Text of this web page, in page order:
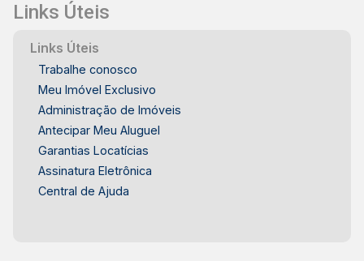
Links Úteis
Links Úteis
Trabalhe conosco
Meu Imóvel Exclusivo
Administração de Imóveis
Antecipar Meu Aluguel
Garantias Locatícias
Assinatura Eletrônica
Central de Ajuda